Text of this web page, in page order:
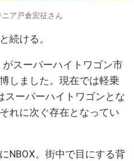
ア戸倉宏征さん
続ける。
がスーパーハイトワゴン市
しました。現在では軽乗
スーパーハイトワゴンとな
れに次ぐ存在となってい
NBOX。街中で目にする背